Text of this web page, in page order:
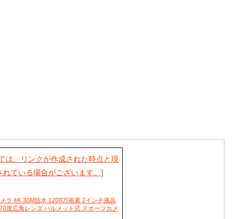
ラ 4K 30M防水 1200万画素 2インチ液晶
度広角レンズ ハルメット式 スポーツカメ